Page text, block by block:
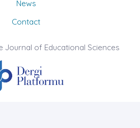
News
Contact
Journal of Educational Sciences